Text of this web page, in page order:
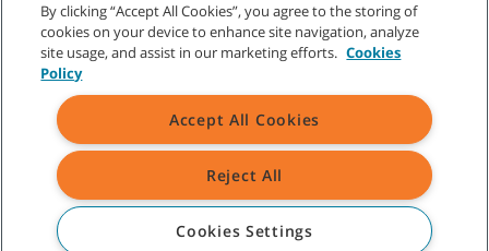
Mapa del sitio|Políticas generales|Condiciones de uso
Todas las marcas y logotipos Tennant indicados son propiedad de
Tennant Company y/o de sus empresas afiliadas o controladas.
By clicking “Accept All Cookies”, you agree to the storing of
cookies on your device to enhance site navigation, analyze
site usage, and assist in our marketing efforts. Cookies
Policy
Accept All Cookies
Reject All
Cookies Settings